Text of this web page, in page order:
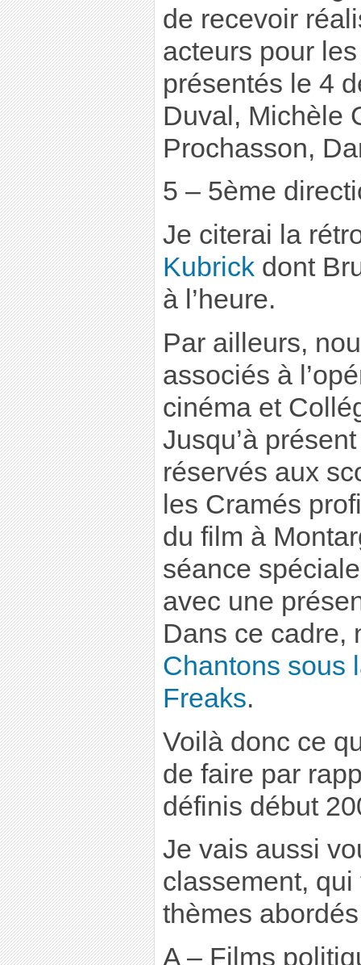
de recevoir
acteurs pour
présentés le 4
Duval, Michèle
Prochasson,
5 – 5ème
Je citerai la
Kubrickdont
à l’heure.
Par ailleurs,
associés à
cinéma et
Jusqu’à
réservés aux
les Cramés
du film à
séance
avec une
Dans ce cadre,
Chantons sous
Freaks.
Voilà donc ce
de faire par
définis début
Je vais aussi
classement,
thèmes
A – Films